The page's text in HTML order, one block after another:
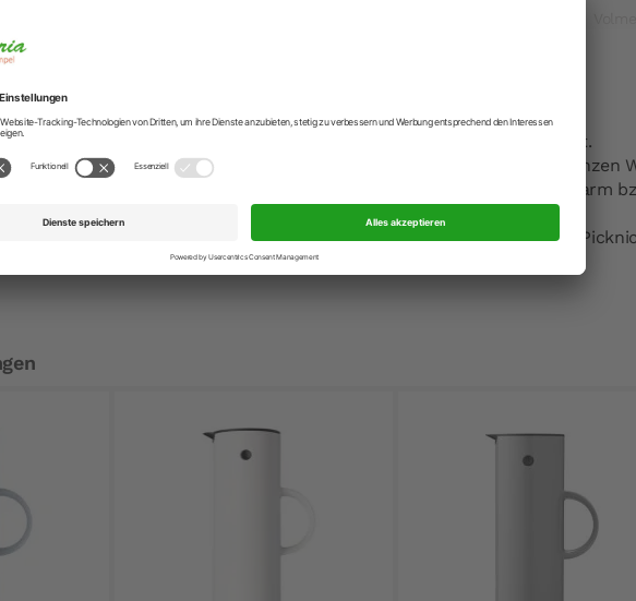
EM77 in Granite Grey 1 Liter
entworfen von Erik Magnussen, wird seit 1977 in Dänemark hergestellt.
Stilikone und steht mittlerweile in Designmuseen auf der ganzen
mit einem Glaseinsatz versehen, der den Inhalt viele Stunden lang warm
Füllmenge von 1 l. mit einem einmaligen Kippverschluss und einem
– perfekt für Ausflüge oder Picknicks im Freien.